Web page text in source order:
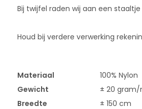
Bij twijfel raden wij aan een
Houd bij verdere verwerking
Materiaal
100% Nylon
Gewicht
± 20 gram/
Breedte
± 150 cm